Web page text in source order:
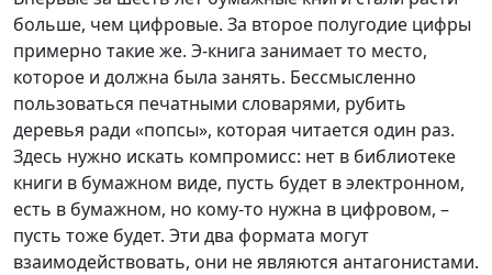
больше, чем цифровые. За второе полугодие цифры
примерно такие же. Э-книга занимает то место,
которое и должна была занять. Бессмысленно
пользоваться печатными словарями, рубить
деревья ради «попсы», которая читается один раз.
Здесь нужно искать компромисс: нет в библиотеке
книги в бумажном виде, пусть будет в электронном,
есть в бумажном, но кому-то нужна в цифровом, –
пусть тоже будет. Эти два формата могут
взаимодействовать, они не являются антагонистами.